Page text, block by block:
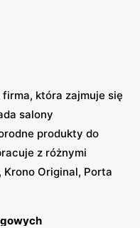
firma, która zajmuje się
salony
produkty do
z różnymi
Original, Porta